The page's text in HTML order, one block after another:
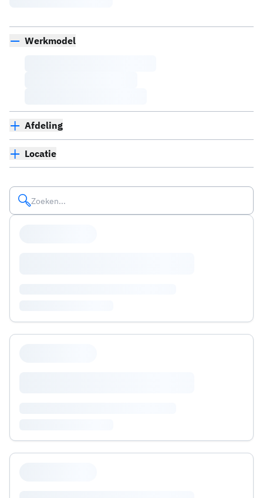
Werkmodel
Afdeling
Locatie